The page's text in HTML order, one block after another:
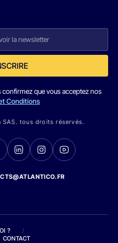
que vous acceptez nos
Conditions
tous droits réservés.
?
/
CONTACT